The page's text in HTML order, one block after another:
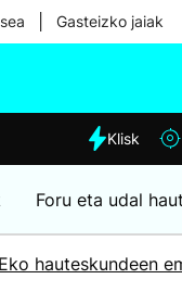
Gasteizko jaiak
Eguraldia
Klisk
Foru eta udal
hauteskundeen